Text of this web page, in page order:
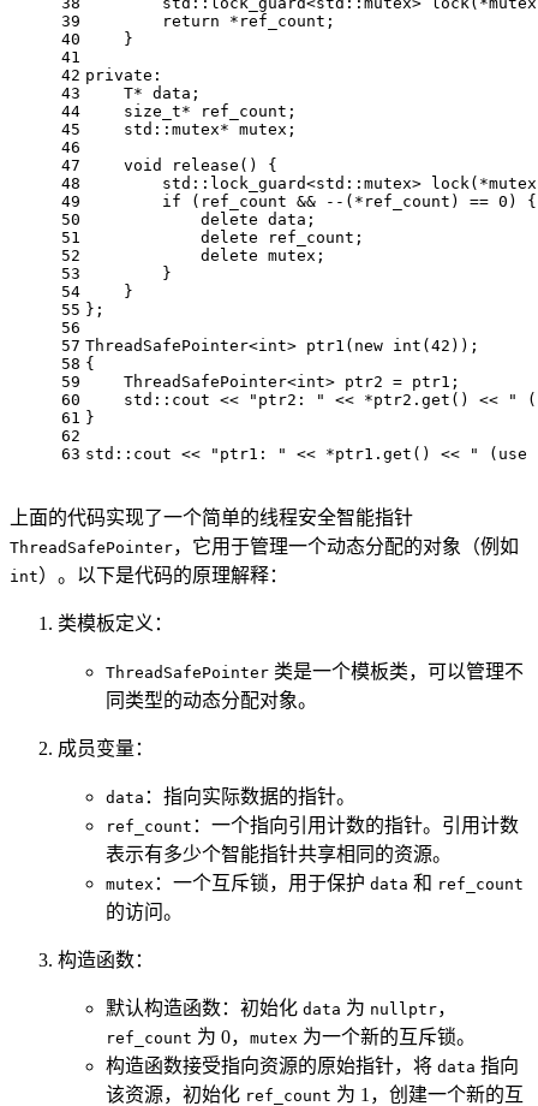
39
40
41
42
43
44
45
46
47
48
49
50
51
52
53
54
55
56
57
58
59
60
61
62
63
return *ref_count;
    }
private :
    T* data;
size_t* ref_count;
    std::mutex* mutex;
void
release ()
{
std::lock_guard<std::mutex>
lock
if (ref_count && --(*ref_count) == 0 ) {
delete data;
delete ref_count;
delete mutex;
        }
    }
};
ThreadSafePointer<int> ptr1 ( new int ( 42 )) ;
{
    ThreadSafePointer<
int> ptr2 = ptr1;
    std::cout <<
"ptr2: " << *ptr2. get () <<
"
}
std::cout <<
"ptr1: " << *ptr1. get () << " (use
上面的代码实现了一个简单的线程安全智能指针
ThreadSafePointer，它用于管理一个动态分配的对象（例如
int）。以下是代码的原理解释：
类模板定义：
ThreadSafePointer 类是一个模板类，可以管理不
同类型的动态分配对象。
成员变量：
data ：指向实际数据的指针。
ref_count ：一个指向引用计数的指针。引用计数
表示有多少个智能指针共享相同的资源。
mutex ：一个互斥锁，用于保护 data 和 ref_count
的访问。
构造函数：
默认构造函数：初始化 data 为 nullptr，
ref_count 为 0， mutex 为一个新的互斥锁。
构造函数接受指向资源的原始指针，将 data 指向
该资源，初始化 ref_count 为 1，创建一个新的互